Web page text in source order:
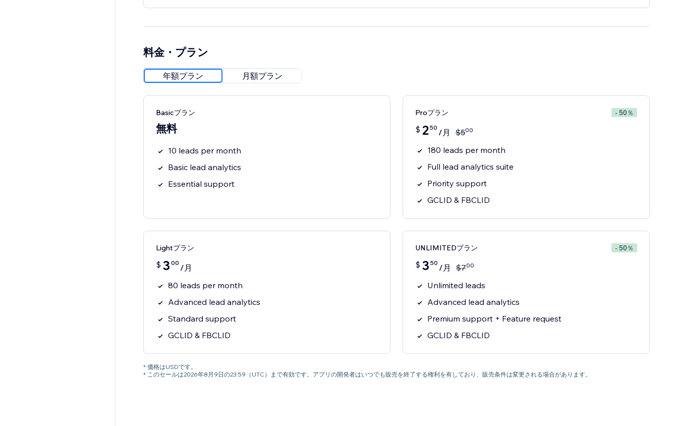
料金・プラン
年額プラン 月額プラン
Basicプラン
無料
10 leads per month
Basic lead analytics
Essential support
Proプラン - 50％
$ 250 /月 $500
180 leads per month
Full lead analytics suite
Priority support
GCLID & FBCLID
Lightプラン
$ 3 00 /月
80 leads per month
Advanced lead analytics
Standard support
GCLID & FBCLID
UNLIMITEDプラン - 50％
$ 3 50 /月 $700
Unlimited leads
Advanced lead analytics
Premium support + Feature request
GCLID & FBCLID
* 価格はUSDです。
* このセールは2026年8月9日の23:59（UTC）まで有効です。アプリの開発者はいつでも販売を終了する権利を有しており、販売条件は変更される場合があります。